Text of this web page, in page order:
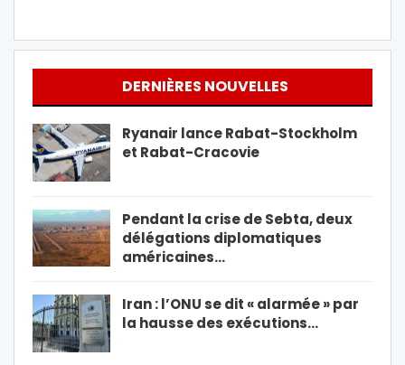
DERNIÈRES NOUVELLES
Ryanair lance Rabat-Stockholm
et Rabat-Cracovie
Pendant la crise de Sebta, deux
délégations diplomatiques
américaines…
Iran : l’ONU se dit « alarmée » par
la hausse des exécutions…